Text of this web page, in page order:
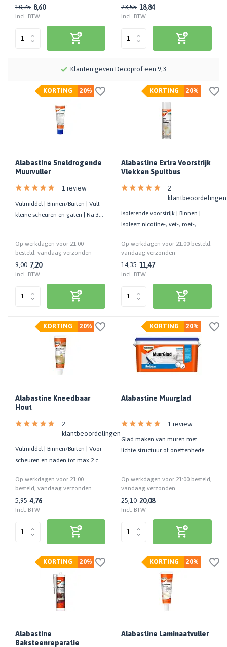
10,75 8,60
Incl. BTW
23,55 18,84
Incl. BTW
Meer dan 115 jaar kennis en ervaring
20%
KORTING
Alabastine Sneldrogende
Muurvuller
1 review
Vulmiddel | Binnen/Buiten | Vult
kleine scheuren en gaten | Na 30
Op werkdagen voor 21:00
besteld, vandaag verzonden
9,00 7,20
Incl. BTW
20%
KORTING
Alabastine Extra Voorstrijk
Vlekken Spuitbus
2
klantbeoordelingen
Isolerende voorstrijk | Binnen |
Isoleert nicotine-, vet-, roet-,
Op werkdagen voor 21:00 besteld,
vandaag verzonden
14,35 11,47
Incl. BTW
20%
KORTING
Alabastine Kneedbaar
Hout
2
klantbeoordelingen
Vulmiddel | Binnen/Buiten | Voor
scheuren en naden tot max 2 cm
Op werkdagen voor 21:00
besteld, vandaag verzonden
5,95 4,76
Incl. BTW
20%
KORTING
Alabastine Muurglad
1 review
Glad maken van muren met
lichte structuur of oneffenheden |
Op werkdagen voor 21:00 besteld,
vandaag verzonden
25,10 20,08
Incl. BTW
20%
KORTING
Alabastine
Baksteenreparatie
20%
KORTING
Alabastine Laminaatvuller